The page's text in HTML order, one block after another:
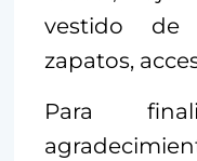
vestido de
zapatos,
Para